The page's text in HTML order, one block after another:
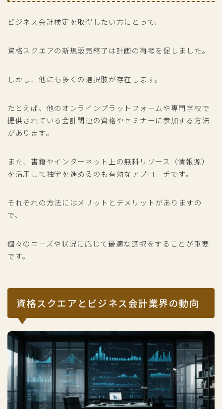
ビジネス会計検定を取得したい方にとって、
資格スクエアの新規販売終了は計画の再考を促しました。
しかし、他にも多くの選択肢が存在します。
たとえば、他のオンラインプラットフォームや専門学校で
提供されている会計関連の資格やセミナーに参加する方法
があります。
また、書籍やインターネット上の無料リソース（情報源）
を活用して独学を進めるのも有効なアプローチです。
それぞれの方法にはメリットとデメリットがありますの
で、
個々のニーズや状況に応じて最適な選択をすることが重要
です。
資格スクエアとビジネス会計業界の動向